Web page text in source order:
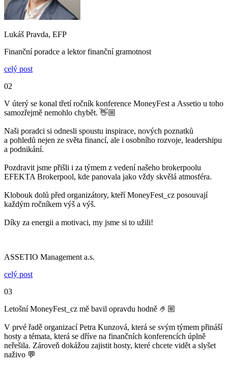
Lukáš Pravda, EFP
Finanční poradce a lektor finanční gramotnost
celý post
02
V úterý se konal třetí ročník konference MoneyFest a Assetio u toho
samozřejmě nemohlo chybět. 👋🏼
Naši poradci si odnesli spoustu inspirace, nových poznatků
a pohledů nejen ze světa financí, ale i osobního rozvoje, leadershipu
a podnikání.
Pozdravit jsme přišli i za týmem z vedení našeho brokerpoolu
EFEKTA Brokerpool, kde panovala jako vždy skvělá atmosféra.
Klobouk dolů před organizátory, kteří MoneyFest_cz posouvají
každým ročníkem výš a výš.
Díky za energii a motivaci, my jsme si to užili!
ASSETIO Management a.s.
celý post
03
Letošní MoneyFest_cz mě bavil opravdu hodně 🤌🏼
V prvé řadě organizací Petra Kunzová, která se svým týmem přináší
hosty a témata, která se dříve na finančních konferencích úplně
neřešila. Zároveň dokážou zajistit hosty, které chcete vidět a slyšet
naživo 💬